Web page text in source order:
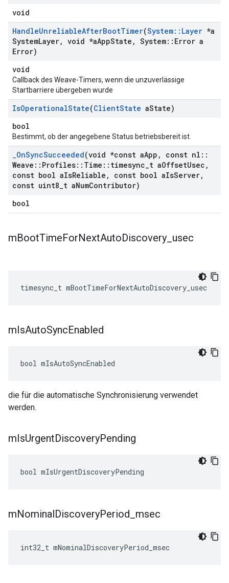
void
HandleUnreliableAfterBootTimer(System:: Layer *a
SystemLayer, void *aAppState , System:: Error a
Error)
void
Callback des Weave-Timers, wenn die unzuverlässige
Startbarriere übergeben wurde
IsOperationalState(ClientState aState)
bool
Bestimmt, ob der angegebene Status betriebsbereit ist.
_OnSyncSucceeded(void *const aApp , const nl ::
Weave :: Profiles:: Time :: timesync t aOffsetUsec ,
const bool aIsReliable , const bool aIsServer,
const uint8 t aNumContributor)
bool
mBootTimeForNextAutoDiscovery usec
timesync_t mBootTimeForNextAutoDiscovery_usec
mIsAutoSyncEnabled
bool mIsAutoSyncEnabled
die für die automatische Synchronisierung verwendet
werden.
mIsUrgentDiscoveryPending
bool mIsUrgentDiscoveryPending
mNominalDiscoveryPeriod msec
int32_t mNominalDiscoveryPeriod_msec